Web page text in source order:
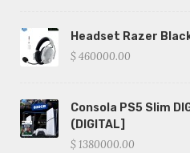
Headset Razer
$ 460000.00
Consola PS5 Slim
(DIGITAL]
$ 1380000.00